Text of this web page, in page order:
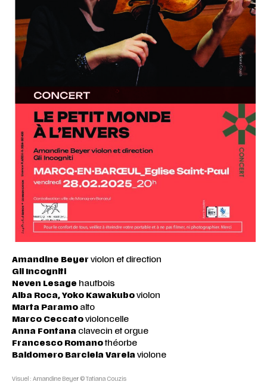
Amandine Beyer violon et direction
Gli Incogniti
Neven Lesage hautbois
Alba Roca, Yoko Kawakuboviolon
Marta Paramo alto
Marco Ceccatovioloncelle
Anna Fontana clavecin et orgue
Francesco Romanothéorbe
Baldomero Barciela Varela violone
Visuel : Amandine Beyer © Tatiana Couzis